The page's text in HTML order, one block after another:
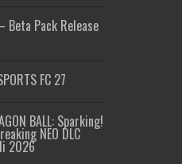
Beta Pack Release
FC 27
BALL: Sparking!
NEO DLC
2026